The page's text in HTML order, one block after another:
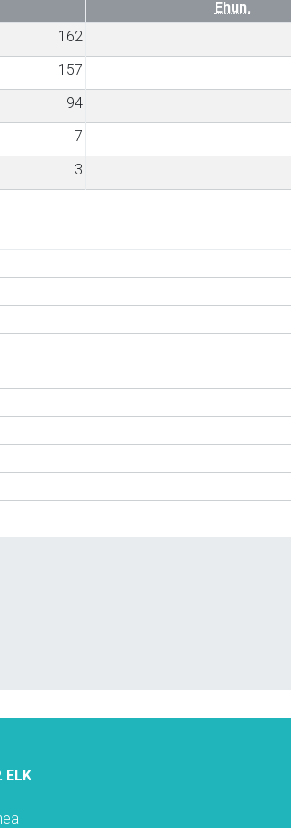
Ehun.
162
157
94
7
3
ELK